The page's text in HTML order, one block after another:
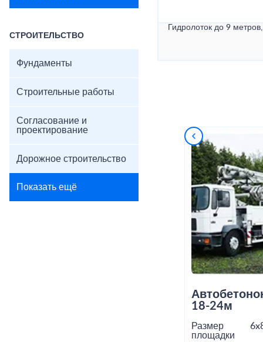
СТРОИТЕЛЬСТВО
Фундаменты
Строительные работы
Согласование и
проектирование
Дорожное строительство
Показать ещё
Гидролоток до 9
18-24м
Размер
площадки